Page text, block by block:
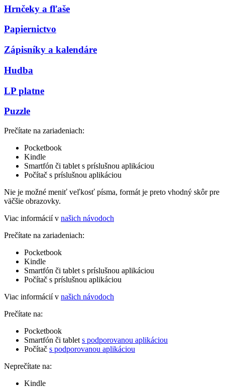
Hrnčeky a fľaše
Papiernictvo
Zápisníky a kalendáre
Hudba
LP platne
Puzzle
Prečítate na zariadeniach:
Pocketbook
Kindle
Smartfón či tablet s príslušnou aplikáciou
Počítač s príslušnou aplikáciou
Nie je možné meniť veľkosť písma, formát je preto vhodný skôr pre
väčšie obrazovky.
Viac informácií v našich návodoch
Prečítate na zariadeniach:
Pocketbook
Kindle
Smartfón či tablet s príslušnou aplikáciou
Počítač s príslušnou aplikáciou
Viac informácií v našich návodoch
Prečítate na:
Pocketbook
Smartfón či tablet s podporovanou aplikáciou
Počítač s podporovanou aplikáciou
Neprečítate na:
Kindle